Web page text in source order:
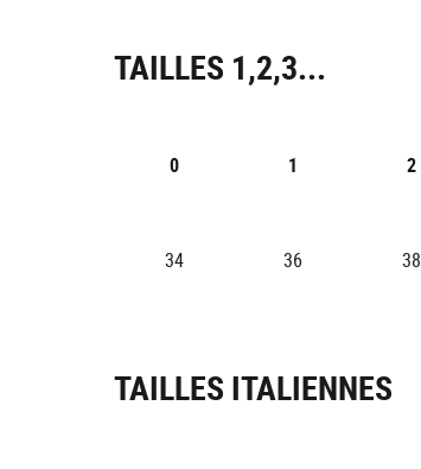
TAILLES 1,2,3...
0 1 2
34 36 38
TAILLES ITALIENNES